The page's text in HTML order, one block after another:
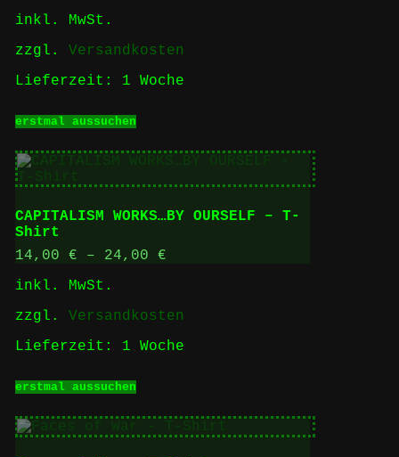
Produktseite
werden
inkl. MwSt.
zzgl. Versandkosten
Lieferzeit: 1 Woche
erstmal aussuchenProdukt
mehrere
auf.
Die
Optionen
auf
werden
CAPITALISM WORKS…BY OURSELF – T-
Shirt
14,00 € – 24,00 €
inkl. MwSt.
zzgl. Versandkosten
Lieferzeit: 1 Woche
erstmal aussuchenProdukt
mehrere
Varianten